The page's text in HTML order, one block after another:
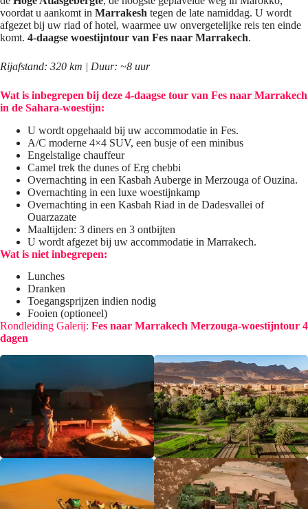
voordat u aankomt in Marrakesh tegen de late namiddag. U wordt
afgezet bij uw riad of hotel, waarmee uw onvergetelijke reis ten einde
komt. 4-daagse woestijntour van Fes naar Marrakech.
Rijafstand: 320 km | Duur: ~8 uur
Wat is inbegrepen bij deze 4-daagse tour van Fes naar Marrakech
in de Sahara-woestijn:
U wordt opgehaald bij uw accommodatie in Fes.
A/C moderne 4×4 SUV, een busje of een minibus
Engelstalige chauffeur
Camel trek the dunes of Erg chebbi
Overnachting in een Kasbah Auberge in Merzouga of Ouzina.
Overnachting in een luxe woestijnkamp
Overnachting in een Kasbah Riad in de Dadesvallei of
Ouarzazate
Maaltijden: 3 diners en 3 ontbijten
U wordt afgezet bij uw accommodatie in Marrakech.
Wat is niet inbegrepen:
Lunches
Dranken
Toegangsprijzen indien nodig
Fooien (optioneel)
Rondleiding Galerij: Fes naar Marrakech Merzouga-woestijntour 4
dagen